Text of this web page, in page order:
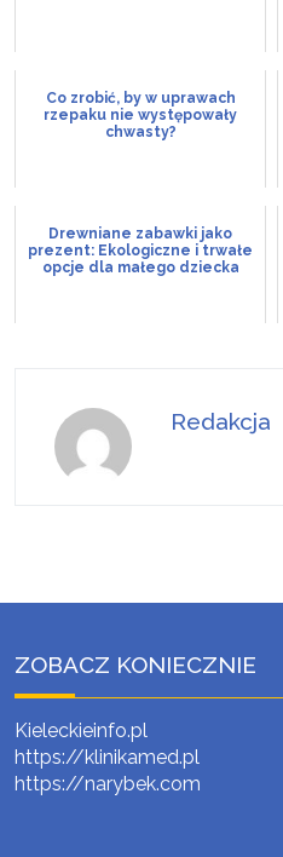
Co zrobić, by w uprawach
rzepaku nie występowały
chwasty?
Drewniane zabawki jako
prezent: Ekologiczne i trwałe
opcje dla małego dziecka
Redakcja
ZOBACZ KONIECZNIE
Kieleckieinfo.pl
https://klinikamed.pl
https://narybek.com